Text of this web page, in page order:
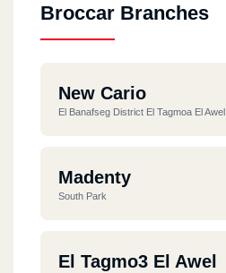
Broccar Branches
New Cario
El Banafseg District El Tagmoa El Awel
Madenty
South Park
El Tagmo3 El Awel